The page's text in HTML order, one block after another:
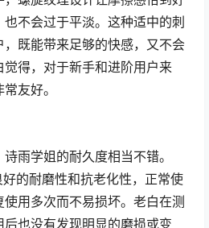
不会过于平淡。这种适中的刺
既能带来足够的快感，又不会
得，对于新手和进阶用户来
友好。
雨学姐的耐久度相当不错。
的耐磨性和抗老化性，正常使
用多次而不易损坏。老白在测
也没有发现明显的磨损或变